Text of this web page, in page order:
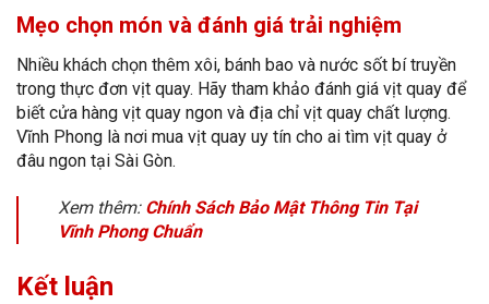
Mẹo chọn món và đánh giá trải nghiệm
Nhiều khách chọn thêm xôi, bánh bao và nước sốt bí truyền
trong thực đơn vịt quay. Hãy tham khảo đánh giá vịt quay để
biết cửa hàng vịt quay ngon và địa chỉ vịt quay chất lượng.
Vĩnh Phong là nơi mua vịt quay uy tín cho ai tìm vịt quay ở
đâu ngon tại Sài Gòn.
Xem thêm: Chính Sách Bảo Mật Thông Tin Tại
Vĩnh Phong Chuẩn
Kết luận